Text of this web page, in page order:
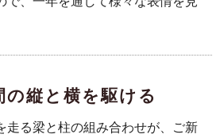
縦と横を駆ける
走る梁と柱の組み合わせが、ご新